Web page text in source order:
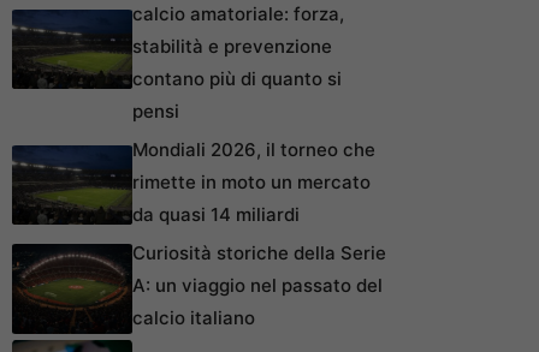
calcio amatoriale: forza,
stabilità e prevenzione
contano più di quanto si
pensi
Mondiali 2026, il torneo che
rimette in moto un mercato
da quasi 14 miliardi
Curiosità storiche della Serie
A: un viaggio nel passato del
calcio italiano